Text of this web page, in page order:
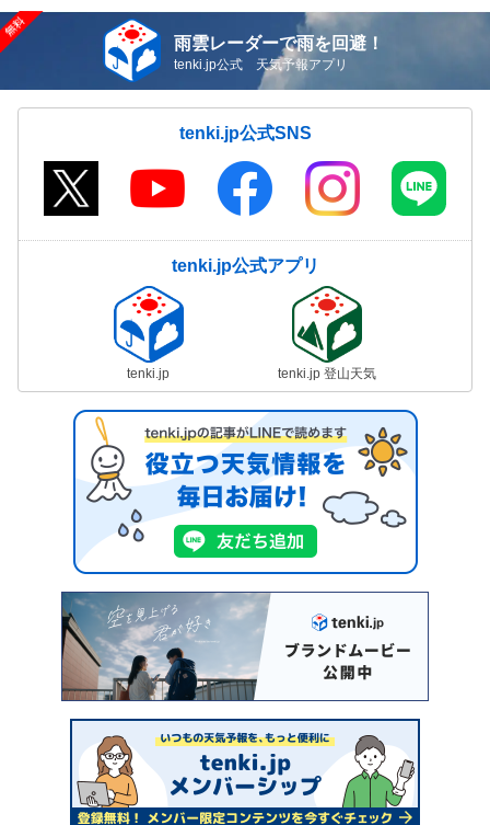
雨雲レーダーで雨を回避！
tenki.jp公式 天気予報アプリ
tenki.jp公式SNS
tenki.jp公式アプリ
tenki.jp tenki.jp 登山天気